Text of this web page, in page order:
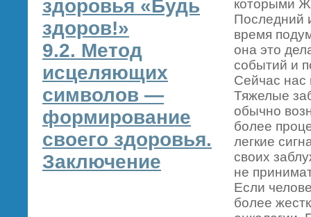
здоровья «Будь
здоров!»
9.2. Метод
исцеляющих
символов —
формирование
своего здоровья.
Заключение
которыми
Последний
время
она это
событий и
Сейчас нас
Тяжелые
обычно
более
легкие
своих
не
Если
более